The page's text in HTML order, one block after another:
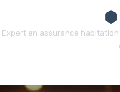
Expert en assurance